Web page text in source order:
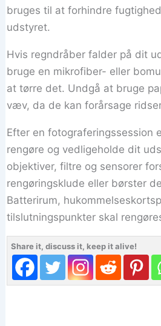
bruges til at forhindre
udstyret.
Hvis regndråber falder på dit
bruge en mikrofiber- eller
at tørre det. Undgå at bruge
væv, da de kan forårsage
Efter en fotograferingssession
rengøre og vedligeholde dit
objektiver, filtre og sensorer
rengøringsklude eller børster
Batterirum,
tilslutningspunkter skal
Share it, discuss it, keep it alive!